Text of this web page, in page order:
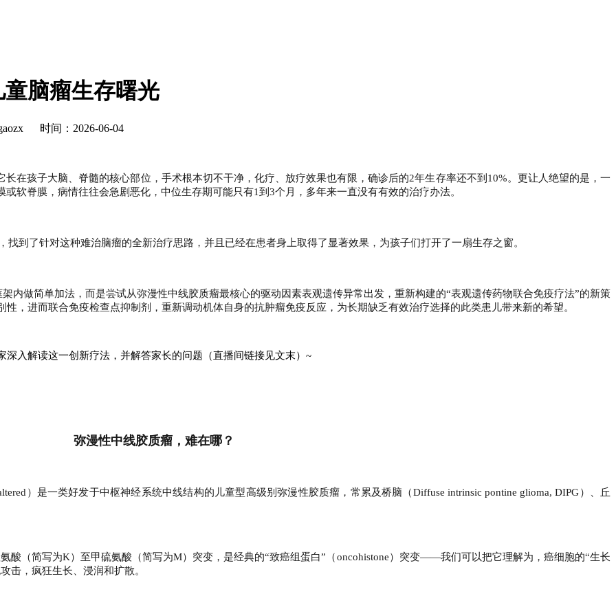
脑瘤生存曙光
时间：2026-06-04
长在孩子大脑、脊髓的核心部位，手术根本切不干净，化疗、放疗效果也有限，确诊后的2年生存率还不到 10%。更让人绝望的是，一
软脊膜，病情往往会急剧恶化，中位生存期可能只有1到 3个月，多年来一直没有有效的治疗办法。
找到了针对这种难治脑瘤的全新治疗思路，并且已经在患者身上取得了显著效果，为孩子们打开了一扇生存之窗。
架内做简单加法，而是尝试从弥漫性中线胶质瘤最核心的驱动因素表观遗传异常出发，重新构建的“表观遗传药物联合免疫疗法”的新策
，进而联合免疫检查点抑制剂，重新调动机体自身的抗肿瘤免疫反应，为长期缺乏有效治疗选择的此类患儿带来新的希望。
入解读这一创新疗法，并解答家长的问题（直播间链接见文末）~
弥漫性中线胶质瘤，难在哪？
）是一类好发于中枢神经系统中线结构的儿童型高级别弥漫性胶质瘤，常累及桥脑（Diffuse intrinsic pontine glioma, DIPG）、丘
酸（简写为K）至甲硫氨酸（简写为M）突变，是经典的“致癌组蛋白” （oncohistone）突变——我们可以把它理解为，癌细胞的“生长
击，疯狂生长、浸润和扩散。